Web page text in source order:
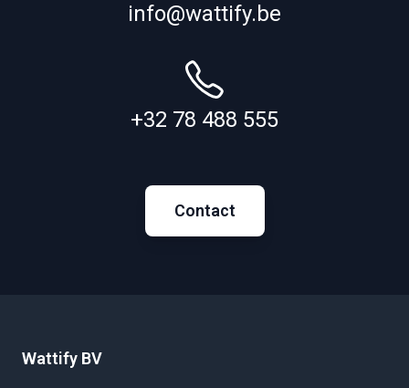
info@wattify.be
+32 78 488 555
Contact
Wattify BV